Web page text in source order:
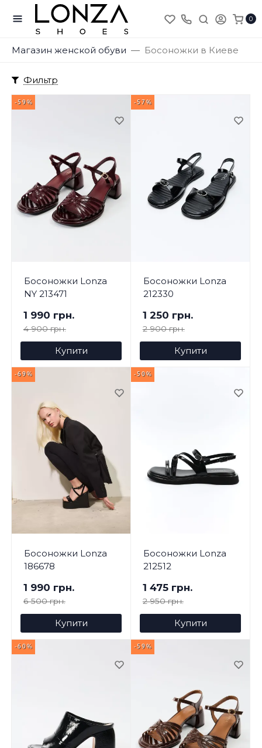
0
Магазин женской обуви Босоножки в Киеве
Фильтр
-59%
Босоножки Lonza
NY 213471
1 990 грн.
4 900 грн.
Купити
-57%
Босоножки Lonza
212330
1 250 грн.
2 900 грн.
Купити
-69%
Босоножки Lonza
186678
1 990 грн.
6 500 грн.
Купити
-50%
Босоножки Lonza
212512
1 475 грн.
2 950 грн.
Купити
-60% -59%